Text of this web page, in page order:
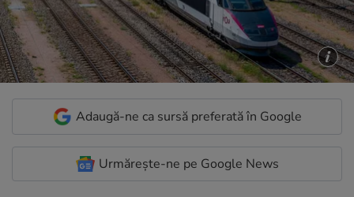
Adaugă-ne ca sursă preferată în Google
Urmărește-ne pe Google News